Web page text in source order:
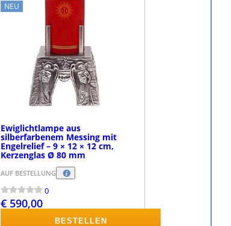
NEU
Ewiglichtlampe aus
silberfarbenem Messing mit
Engelrelief – 9 × 12 × 12 cm,
Kerzenglas Ø 80 mm
AUF BESTELLUNG
0
€ 590,00
BESTELLEN